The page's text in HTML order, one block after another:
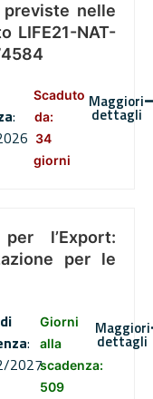
nelle
LIFE21-NAT-
:
Scaduto
da:
34
giorni
Maggiori
dettagli
l’Export:
per le
:
2027
Giorni
alla
scadenza:
509
Maggiori
dettagli